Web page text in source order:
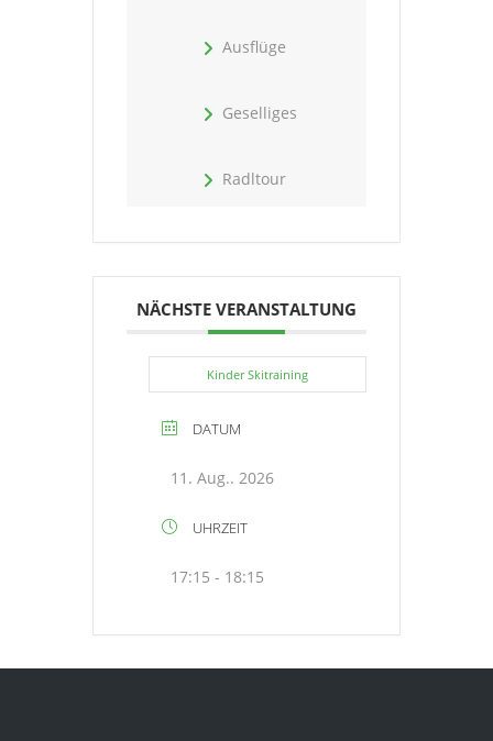
Ausflüge
Geselliges
Radltour
NÄCHSTE VERANSTALTUNG
Kinder Skitraining
DATUM
11. Aug.. 2026
UHRZEIT
17:15 - 18:15